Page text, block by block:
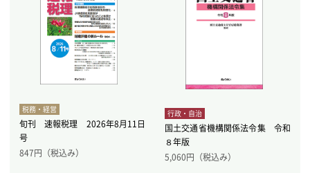
税務・経営
旬刊 速報税理 2026年8月11日
号
847円（税込み）
行政・自治
国土交通省機構関係法令集 令和
８年版
5,060円（税込み）